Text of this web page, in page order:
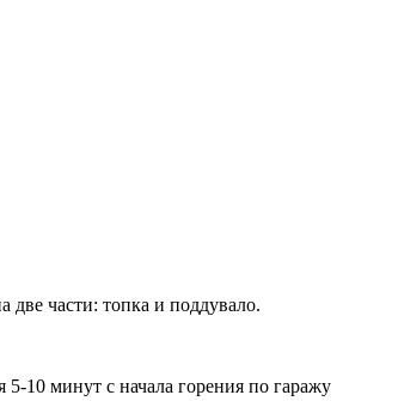
две части: топка и поддувало.
5-10 минут с начала горения по гаражу